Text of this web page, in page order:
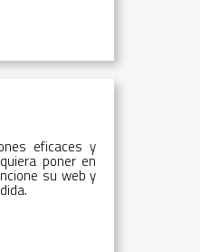
eficaces y
poner en
su web y